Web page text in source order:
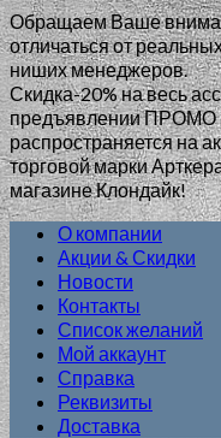
Обращаем Ваше
отличаться от
ниших менеджеров.
Скидка-20% на весь
предъявлении
распространяется на
торговой марки
магазине Клондайк!
О компании
Акции & Скидки
Новости
Контакты
Список желаний
Мой аккаунт
Справка
Реквизиты
Доставка